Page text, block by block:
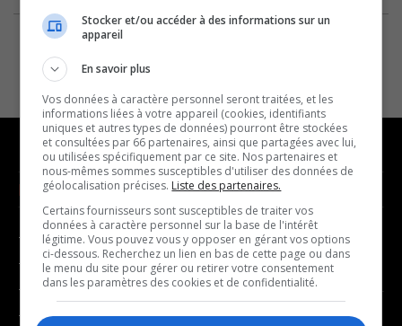
NOUVELLES
- Affaires municipales
- Communauté / Social
- Culture
- Économie
MUSIQUE
- Décompte franco
- Joué récemment
BALADOS
Stocker et/ou accéder à des informations sur un
appareil
En savoir plus
Vos données à caractère personnel seront traitées, et les
informations liées à votre appareil (cookies, identifiants
uniques et autres types de données) pourront être stockées
et consultées par 66 partenaires, ainsi que partagées avec lui,
ou utilisées spécifiquement par ce site. Nos partenaires et
nous-mêmes sommes susceptibles d'utiliser des données de
géolocalisation précises. Liste des partenaires.
Certains fournisseurs sont susceptibles de traiter vos
données à caractère personnel sur la base de l'intérêt
légitime. Vous pouvez vous y opposer en gérant vos options
ci-dessous. Recherchez un lien en bas de cette page ou dans
le menu du site pour gérer ou retirer votre consentement
dans les paramètres des cookies et de confidentialité.